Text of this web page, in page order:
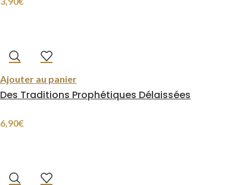
Ajouter au panier
Des Traditions Prophétiques Délaissées
6,90€